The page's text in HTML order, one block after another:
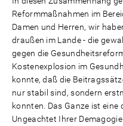
Reformmaßnahmen im
Damen und Herren, wir
draußen im Lande - die
gegen die
Kostenexplosion im
konnte, daß die
nur stabil sind, sondern
konnten. Das Ganze ist
Ungeachtet Ihrer